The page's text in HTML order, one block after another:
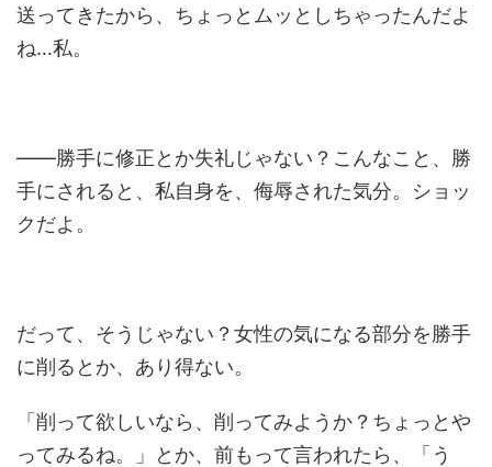
送ってきたから、ちょっとムッとしちゃったんだよ
ね…私。
――勝手に修正とか失礼じゃない？こんなこと、勝
手にされると、私自身を、侮辱された気分。ショッ
クだよ。
だって、そうじゃない？女性の気になる部分を勝手
に削るとか、あり得ない。
「削って欲しいなら、削ってみようか？ちょっとや
ってみるね。」とか、前もって言われたら、「う